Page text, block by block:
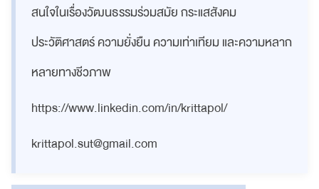
สนใจในเรื่องวัฒนธรรมร่วมสมัย กระแสสังคม
ประวัติศาสตร์ ความยั่งยืน ความเท่าเทียม และความหลาก
หลายทางชีวภาพ
https://www.linkedin.com/in/krittapol/
krittapol.sut@gmail.com